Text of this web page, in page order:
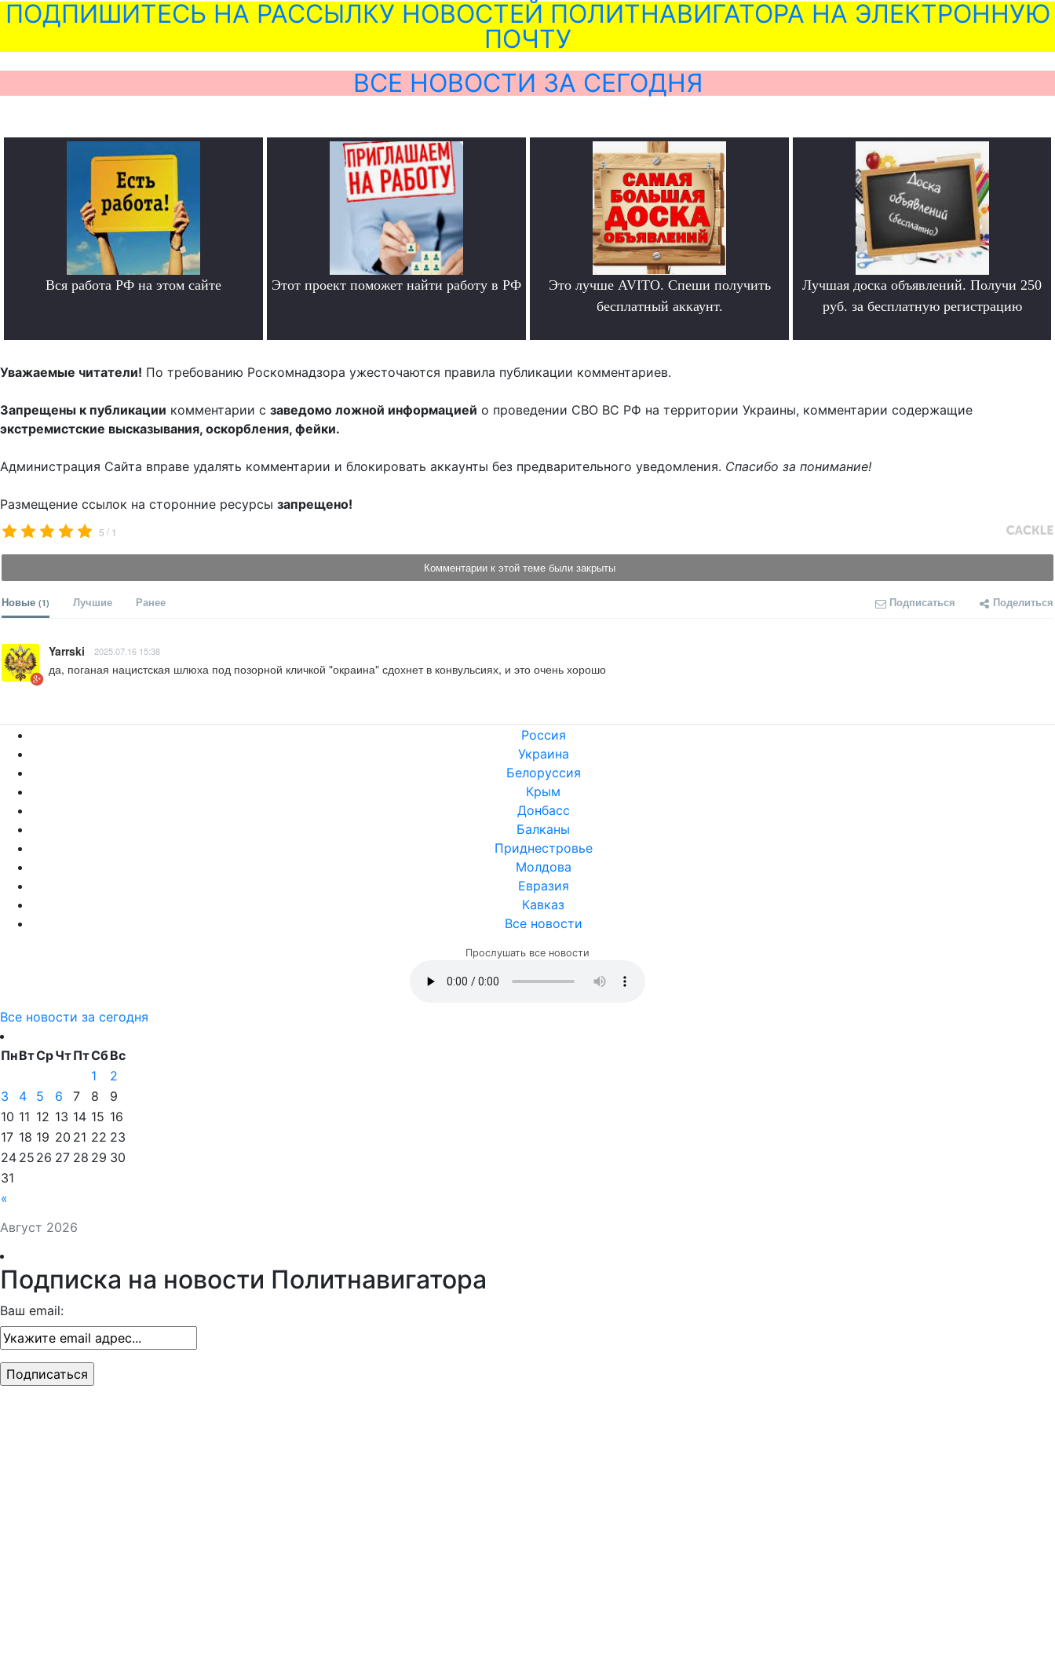
ПОДПИШИТЕСЬ НА РАССЫЛКУ НОВОСТЕЙ ПОЛИТНАВИГАТОРА НА ЭЛЕКТРОННУЮ
ПОЧТУ
ВСЕ НОВОСТИ ЗА СЕГОДНЯ
Вся работа РФ на этом сайте Этот проект поможет найти работу в РФ
Это лучше AVITO. Спеши получить
бесплатный аккаунт.
Лучшая доска объявлений. Получи 250
руб. за бесплатную регистрацию
Уважаемые читатели! По требованию Роскомнадзора ужесточаются правила публикации комментариев.
Запрещены к публикации комментарии с заведомо ложной информацией о проведении СВО ВС РФ на территории Украины, комментарии содержащие
экстремистские высказывания, оскорбления, фейки.
Администрация Сайта вправе удалять комментарии и блокировать аккаунты без предварительного уведомления. Спасибо за понимание!
Размещение ссылок на сторонние ресурсы запрещено!
5 / 1
Комментарии к этой теме были закрыты
Новые (1) Лучшие Ранее Подписаться Поделиться
Yarrski 2025.07.16 15:38
да, поганая нацистская шлюха под позорной кличкой "окраина" сдохнет в конвульсиях, и это очень хорошо
Россия
Украина
Белоруссия
Крым
Донбасс
Балканы
Приднестровье
Молдова
Евразия
Кавказ
Все новости
Прослушать все новости
Все новости за сегодня
Август 2026
ПнВтСрЧтПтСбВс
«
1
2
3
4 5 6 7 8
9
10 11 12 13 14 15 16
17 18 19 20 21 22 23
24 25 26 27 28 29 30
31
Подписка на новости Политнавигатора
Ваш email: